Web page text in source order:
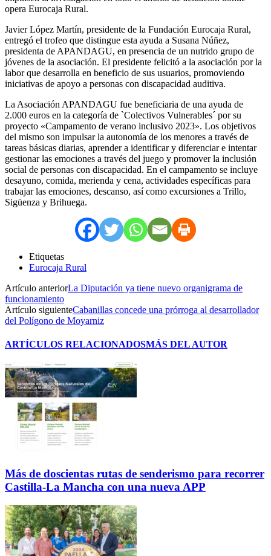
opera Eurocaja Rural.
Javier López Martín, presidente de la Fundación Eurocaja Rural,
entregó el trofeo que distingue esta ayuda a Susana Núñez,
presidenta de APANDAGU, en presencia de un nutrido grupo de
jóvenes de la asociación. El presidente felicitó a la asociación por la
labor que desarrolla en beneficio de sus usuarios, promoviendo
iniciativas de apoyo a personas con discapacidad auditiva.
La Asociación APANDAGU fue beneficiaria de una ayuda de
2.000 euros en la categoría de `Colectivos Vulnerables´ por su
proyecto «Campamento de verano inclusivo 2023». Los objetivos
del mismo son impulsar la autonomía de los menores a través de
tareas básicas diarias, aprender a identificar y diferenciar e intentar
gestionar las emociones a través del juego y promover la inclusión
social de personas con discapacidad. En el campamento se incluye
desayuno, comida, merienda y cena, actividades específicas para
trabajar las emociones, descanso, así como excursiones a Trillo,
Sigüenza y Brihuega.
Etiquetas
Eurocaja Rural
Artículo anteriorLa Diputación ya tiene nuevo organigrama de
funcionamiento
Artículo siguienteCabanillas concede una prórroga al desarrollador
del Polígono de Moyarniz
ARTÍCULOS RELACIONADOSMÁS DEL AUTOR
Más de doscientas rutas de senderismo para recorrer
Castilla-La Mancha con una nueva APP